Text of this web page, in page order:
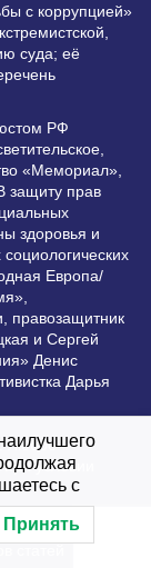
с коррупцией»
суда; её
РФ
«Мемориал»,
защиту прав
здоровья и
Европа/
правозащитник
и Сергей
Денис
Дарья
Любое
условии
с
Принять